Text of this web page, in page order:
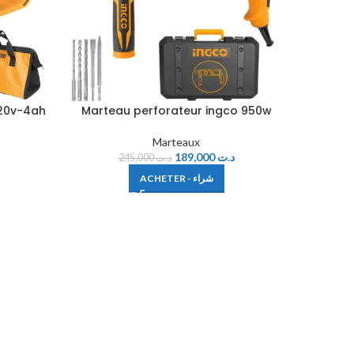
4ah Marteau perforateur ingco 950w
Marteaux
د.ت245,000 د.ت189,000
ACHETER - شراء